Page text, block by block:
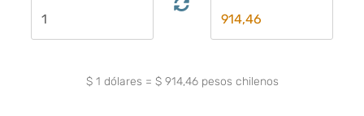
$ 1 dólares = $ 914,46pesos chilenos